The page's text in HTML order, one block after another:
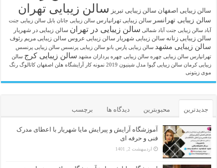
سالن زیبایی اصفهان سالن زیبایی تبریز سالن زیبایی تهران
سالن زیبایی تهرانسر سالن زیبایی تهرانپارس سالن زیبایی جانان بابل سالن زیبایی جنت
آباد سالن زیبایی جنت آباد شمالی سالن زیبایی در تهران سالن زیبایی در شهریار
سالن زیبایی زنانه سالن زیبایی شهریار سالن زیبایی عروس سالن زیبایی مریم رئوف
سالن زیبایی مشهد سالن زیبایی پارس بانو سالن زیبایی پرنسس سالن زیبایی پرنسس
تهرانپارس سالن زیبایی چهره سالن زیبایی چهره پردازان مشهد سالن زیبایی کرج سالن
زیبایی کرمان سالن زیبایی گیوا مدل شینیون 2019 نمونه کار آرایشگاه هلن اصفهان کاتالوگ رنگ
موی زیتونی
جدیدترین محبوبترین دیدگاه ها برچسب
آموزشگاه آرایش و پیرایش مایا شهریار با اعطای مدرک
فنی و حرفه ای
اردیبهشت 2, 1401